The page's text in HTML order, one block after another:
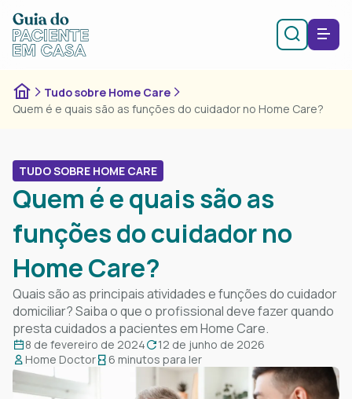
Tudo sobre Home Care
Quem é e quais são as funções do cuidador no Home Care?
TUDO SOBRE HOME CARE
Quem é e quais são as
funções do cuidador no
Home Care?
Quais são as principais atividades e funções do cuidador
domiciliar? Saiba o que o profissional deve fazer quando
presta cuidados a pacientes em Home Care.
8 de fevereiro de 2024
12 de junho de 2026
Home Doctor
6 minutos para ler